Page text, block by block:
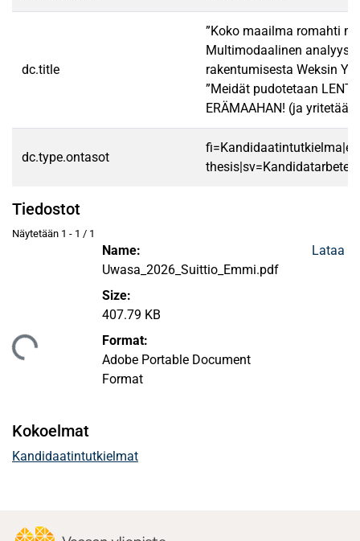
dc.title
”Koko maailma romahti
Multimodaalinen analyysi
rakentumisesta Weksin
”Meidät pudotetaan
ERÄMAAHAN! (ja
dc.type.ontasot
thesis|sv=Kandidatarbete|
Tiedostot
Näytetään 1 - 1 / 1
Name:
Uwasa_2026_Suittio_Emmi.pdf
Size:
407.79 KB
Format:
Adobe Portable Document
Format
Lataa
Kokoelmat
Kandidaatintutkielmat